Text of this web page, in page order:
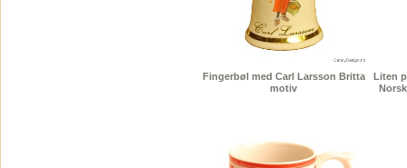
Fingerbøl med Carl Larsson Britta
motiv
Liten